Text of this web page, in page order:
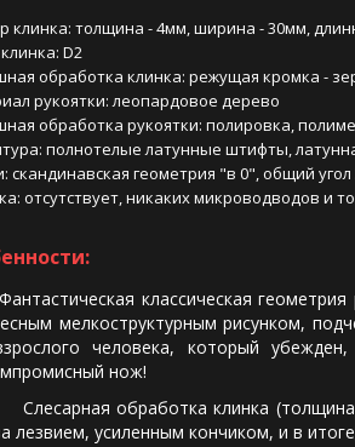
клинка: толщина - 4мм, ширина - 30мм,
D2
обработка клинка: режущая кромка -
рукоятки: леопардовое дерево
обработка рукоятки: полировка,
полнотелые латунные штифты,
скандинавская геометрия "в 0", общий угол
отсутствует, никаких микроводводов и
классическая геометрия
мелкоструктурным рисунком,
человека, который
нож!
обработка клинка (толщина и
лезвием, усиленным кончиком, и в